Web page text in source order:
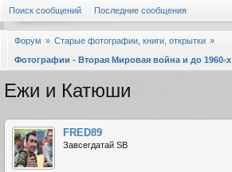
Поиск сообщений Последние сообщения
Форум
Старые фотографии, книги, открытки
Фотографии - Вторая Мировая война и до 1960-х
Ежи и Катюши
FRED89
Завсегдатай SB